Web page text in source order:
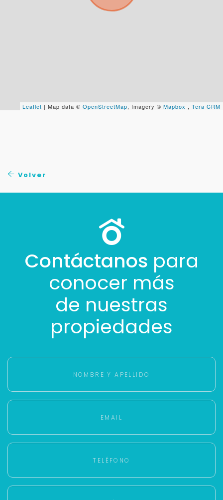
Leaflet | Map data © OpenStreetMap, Imagery © Mapbox , Tera CRM
Volver
Contáctanos para
conocer más
de nuestras
propiedades
Solo los usamos para responder tu consulta.